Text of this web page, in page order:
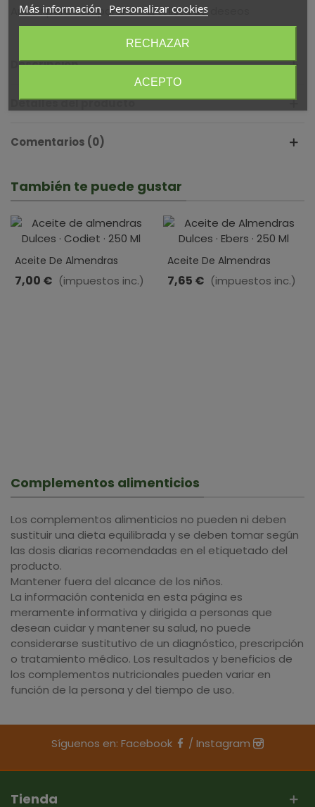
Añadir para comparar0 A lista de deseos
Descripción
Detalles del producto
Comentarios (0)
También te puede gustar
Aceite De Almendras
Dulces · Codiet · 250 Ml
7,00 € (impuestos inc.)
Aceite De Almendras
Dulces · Ebers · 250 Ml
7,65 € (impuestos inc.)
Complementos alimenticios
Los complementos alimenticios no pueden ni deben
sustituir una dieta equilibrada y se deben tomar según
las dosis diarias recomendadas en el etiquetado del
producto.
Mantener fuera del alcance de los niños.
La información contenida en esta página es
meramente informativa y dirigida a personas que
desean cuidar y mantener su salud, no puede
considerarse sustitutivo de un diagnóstico, prescripción
o tratamiento médico. Los resultados y beneficios de
los complementos nutricionales pueden variar en
función de la persona y del tiempo de uso.
Síguenos en: Facebook / Instagram
Más información Personalizar cookies
RECHAZAR
ACEPTO
Tienda